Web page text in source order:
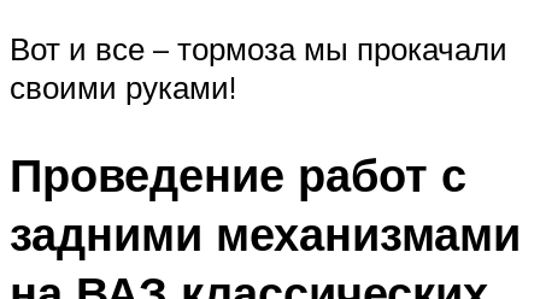
Вот и все – тормоза мы прокачали
своими руками!
Проведение работ с
задними механизмами